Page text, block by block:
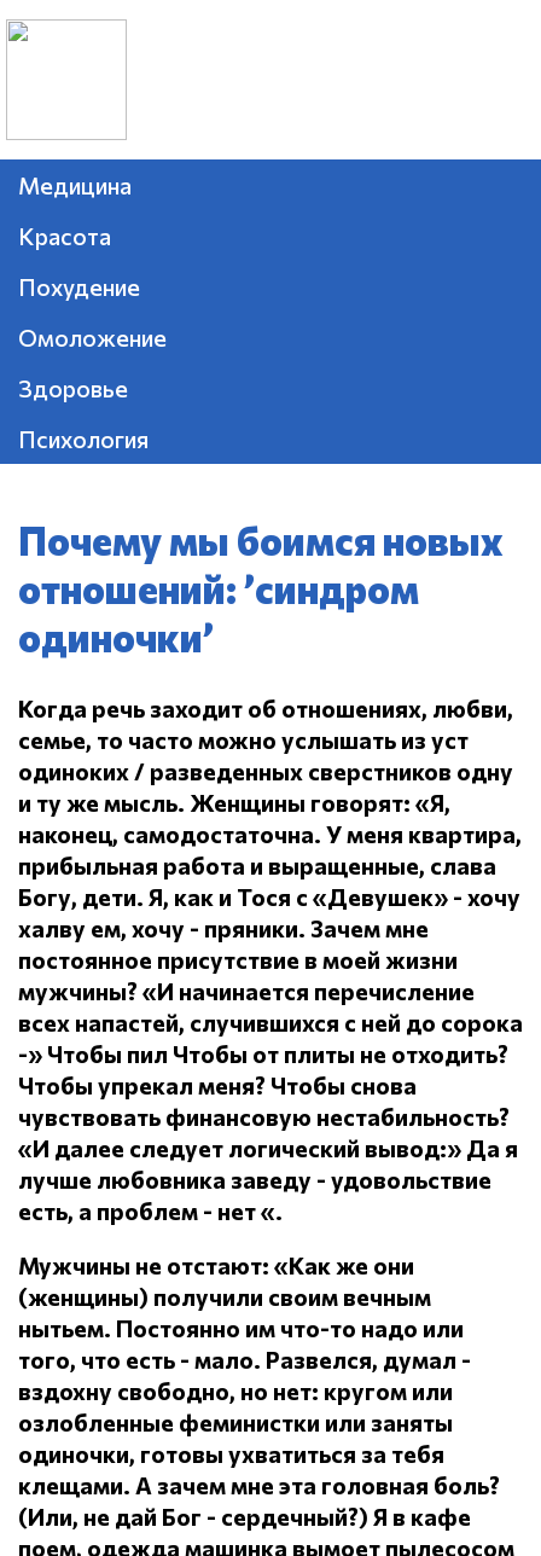
Медицина
Красота
Похудение
Омоложение
Здоровье
Психология
Почему мы боимся новых
отношений: ’синдром
одиночки’
Когда речь заходит об отношениях, любви,
семье, то часто можно услышать из уст
одиноких / разведенных сверстников одну
и ту же мысль. Женщины говорят: «Я,
наконец, самодостаточна. У меня квартира,
прибыльная работа и выращенные, слава
Богу, дети. Я, как и Тося с «Девушек» - хочу
халву ем, хочу - пряники. Зачем мне
постоянное присутствие в моей жизни
мужчины? «И начинается перечисление
всех напастей, случившихся с ней до сорока
-» Чтобы пил Чтобы от плиты не отходить?
Чтобы упрекал меня? Чтобы снова
чувствовать финансовую нестабильность?
«И далее следует логический вывод:» Да я
лучше любовника заведу - удовольствие
есть, а проблем - нет «.
Мужчины не отстают: «Как же они
(женщины) получили своим вечным
нытьем. Постоянно им что-то надо или
того, что есть - мало. Развелся, думал -
вздохну свободно, но нет: кругом или
озлобленные феминистки или заняты
одиночки, готовы ухватиться за тебя
клещами. А зачем мне эта головная боль?
(Или, не дай Бог - сердечный?) Я в кафе
поем, одежда машинка вымоет пылесосом